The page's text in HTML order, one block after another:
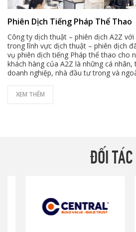
Phiên Dịch Tiếng Pháp Thể Thao
Công ty dịch thuật – phiên dịch A2Z
trong lĩnh vực dịch thuật – phiên dịch
vụ phiên dịch tiếng Pháp thể thao cho
khách hàng của A2Z là những cá
doanh nghiệp, nhà đầu tư trong và
XEM THÊM
ĐỐI TÁC